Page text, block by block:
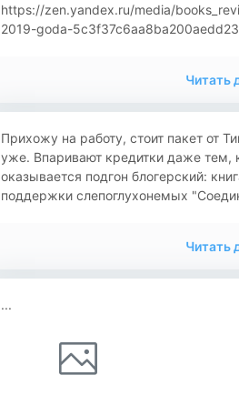
https://zen.yandex.ru/media/
2019-goda-
Читать
Прихожу на работу, стоит пакет от
уже. Впаривают кредитки даже тем,
оказывается подгон блогерский:
поддержки слепоглухонемых
Читать
...